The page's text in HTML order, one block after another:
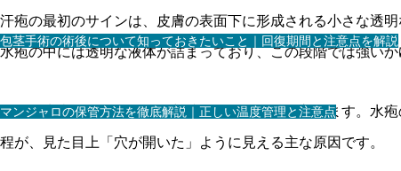
包茎手術の術後について知っておきたいこと｜回復期間と注意点を解説
マンジャロの保管方法を徹底解説｜正しい温度管理と注意点
汗疱の最初のサインは、皮膚の表面下に形成される小さな透
水疱の中には透明な液体が詰まっており、この段階では強い
次に、水疱が自然に乾燥・収縮していく段階に入ります。水
程が、見た目上「穴が開いた」ように見える主な原因です。